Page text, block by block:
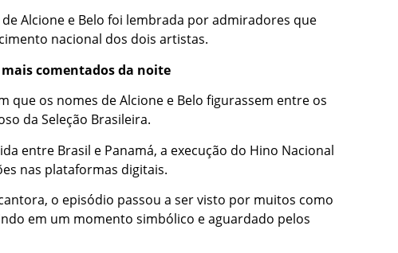
Alcione e Belo foi lembrada por admiradores que
nacional dos dois artistas.
comentados da noite
que os nomes de Alcione e Belo figurassem entre os
da Seleção Brasileira.
entre Brasil e Panamá, a execução do Hino Nacional
nas plataformas digitais.
o episódio passou a ser visto por muitos como
em um momento simbólico e aguardado pelos